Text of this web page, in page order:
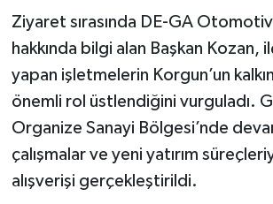
Ziyaret sırasında DE-GA
hakkında bilgi alan Başkan Kozan,
yapan işletmelerin Korgun’un
önemli rol üstlendiğini vurguladı.
Organize Sanayi Bölgesi’nde
çalışmalar ve yeni yatırım
alışverişi gerçekleştirildi.